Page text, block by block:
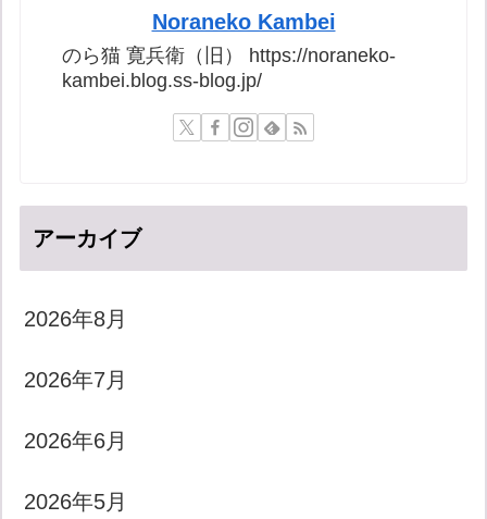
Noraneko Kambei
のら猫 寛兵衛（旧） https://noraneko-
kambei.blog.ss-blog.jp/
アーカイブ
2026年8月
2026年7月
2026年6月
2026年5月